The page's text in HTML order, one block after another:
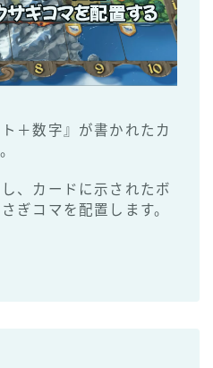
＋数字』が書かれたカ
、カードに示されたボ
ぎコマを配置します。